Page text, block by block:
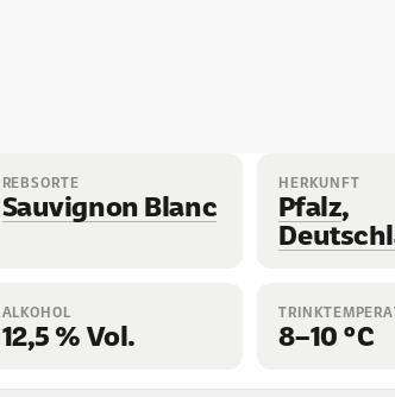
REBSORTE
Sauvignon Blanc
HERKUNFT
Pfalz,
ALKOHOL
12,5 % Vol. 8–10 °C